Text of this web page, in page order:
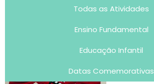
Todas as Atividades
Ensino Fundamental
Educação Infantil
Datas Comemorativas